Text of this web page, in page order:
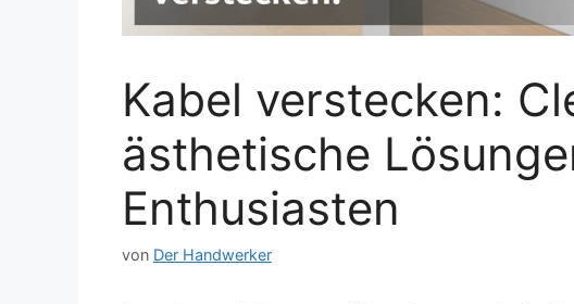
Kabel verstecken:
ästhetische
Enthusiasten
von Der Handwerker